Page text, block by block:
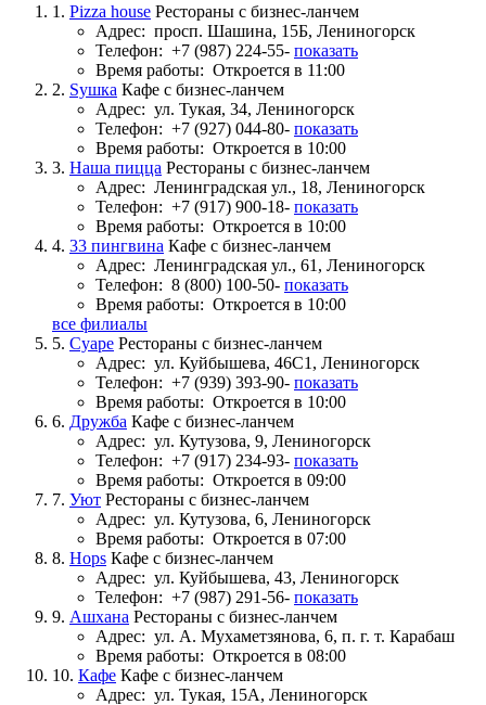
1. Pizza house Рестораны с бизнес-ланчем
Адрес: просп. Шашина, 15Б, Лениногорск
Телефон: +7 (987) 224-55- показать
Время работы: Откроется в 11:00
2. Sушка Кафе с бизнес-ланчем
Адрес: ул. Тукая, 34, Лениногорск
Телефон: +7 (927) 044-80- показать
Время работы: Откроется в 10:00
3. Наша пицца Рестораны с бизнес-ланчем
Адрес: Ленинградская ул., 18, Лениногорск
Телефон: +7 (917) 900-18- показать
Время работы: Откроется в 10:00
4. 33 пингвина Кафе с бизнес-ланчем
Адрес: Ленинградская ул., 61, Лениногорск
Телефон: 8 (800) 100-50- показать
Время работы: Откроется в 10:00
все филиалы
5. Суаре Рестораны с бизнес-ланчем
Адрес: ул. Куйбышева, 46С1, Лениногорск
Телефон: +7 (939) 393-90- показать
Время работы: Откроется в 10:00
6. Дружба Кафе с бизнес-ланчем
Адрес: ул. Кутузова, 9, Лениногорск
Телефон: +7 (917) 234-93- показать
Время работы: Откроется в 09:00
7. Уют Рестораны с бизнес-ланчем
Адрес: ул. Кутузова, 6, Лениногорск
Время работы: Откроется в 07:00
8. Hops Кафе с бизнес-ланчем
Адрес: ул. Куйбышева, 43, Лениногорск
Телефон: +7 (987) 291-56- показать
9. Ашхана Рестораны с бизнес-ланчем
Адрес: ул. А. Мухаметзянова, 6, п. г. т. Карабаш
Время работы: Откроется в 08:00
10. Кафе Кафе с бизнес-ланчем
Адрес: ул. Тукая, 15А, Лениногорск